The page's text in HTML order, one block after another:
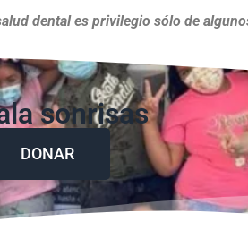
dental es privilegio sólo de
sonrisas
DONAR